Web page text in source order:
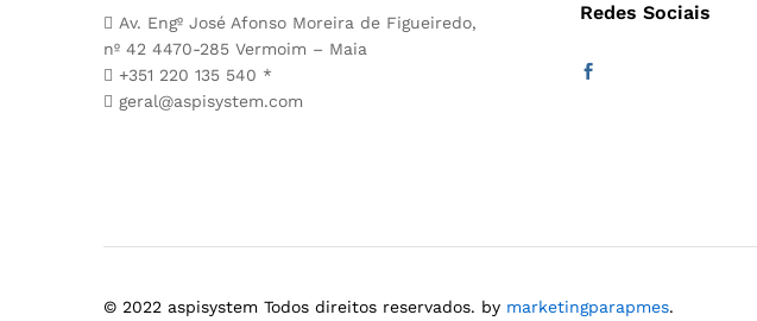
Av. Engº José Afonso Moreira de Figueiredo,
nº 42 4470-285 Vermoim – Maia
+351 220 135 540 *
geral@aspisystem.com
Redes Sociais
© 2022 aspisystem Todos direitos reservados. by marketingparapmes.